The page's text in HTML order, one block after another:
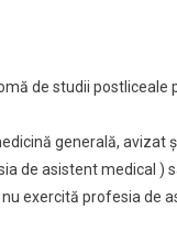
de studii postliceale
generală, avizat
de asistent medical )
exercită profesia de